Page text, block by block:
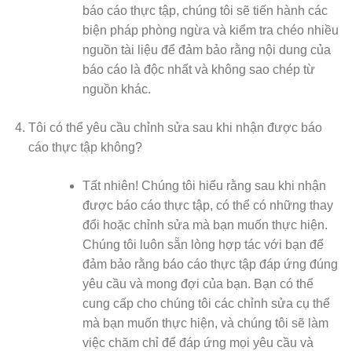
báo cáo thực tập, chúng tôi sẽ tiến hành các
biện pháp phòng ngừa và kiểm tra chéo nhiều
nguồn tài liệu để đảm bảo rằng nội dung của
báo cáo là độc nhất và không sao chép từ
nguồn khác.
Tôi có thể yêu cầu chỉnh sửa sau khi nhận được báo
cáo thực tập không?
Tất nhiên! Chúng tôi hiểu rằng sau khi nhận
được báo cáo thực tập, có thể có những thay
đổi hoặc chỉnh sửa mà bạn muốn thực hiện.
Chúng tôi luôn sẵn lòng hợp tác với bạn để
đảm bảo rằng báo cáo thực tập đáp ứng đúng
yêu cầu và mong đợi của bạn. Bạn có thể
cung cấp cho chúng tôi các chỉnh sửa cụ thể
mà bạn muốn thực hiện, và chúng tôi sẽ làm
việc chăm chỉ để đáp ứng mọi yêu cầu và